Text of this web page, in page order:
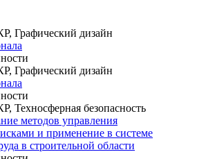
Графический дизайн
Графический дизайн
Техносферная безопасность
методов управления
и применение в системе
в строительной области